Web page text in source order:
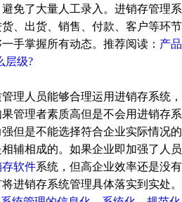
免了大量人工录入。进销存管理系
、出货、销售、付款、客户等环节
手掌握所有动态。推荐阅读： 产品
层级?
人员能够合理运用进销存系统，
管理者素质高但是不会用进销存系
但是不能选择符合企业实际情况的
辅相成的。如果企业即加强了人员
软件系统，但高企业效率还是没有
进销存系统管理具体落实到实处。